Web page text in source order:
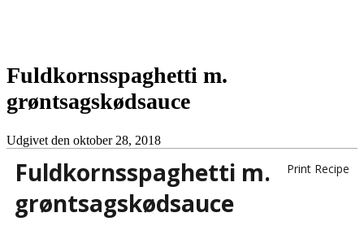
Fuldkornsspaghetti m.
grøntsagskødsauce
Udgivet den oktober 28, 2018
Print Recipe
Fuldkornsspaghetti m.
grøntsagskødsauce